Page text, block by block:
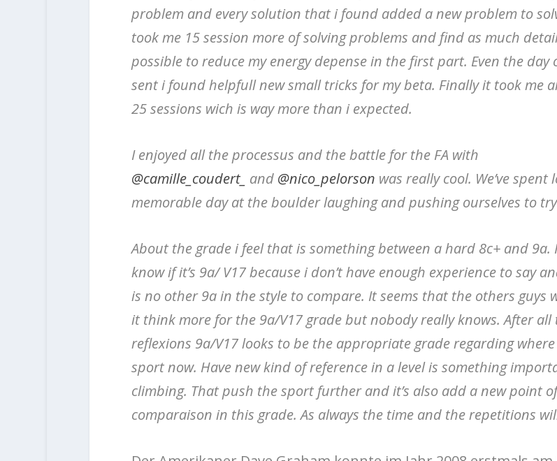
problem and every solution that i found added a new problem to
took me 15 session more of solving problems and find as much
possible to reduce my energy depense in the first part. Even the day
sent i found helpfull new small tricks for my beta. Finally it took me
25 sessions wich is way more than i expected.
I enjoyed all the processus and the battle for the FA with
@camille_coudert_ and @nico_pelorson was really cool. We’ve spent
memorable day at the boulder laughing and pushing ourselves to
About the grade i feel that is something between a hard 8c+ and 9a.
know if it’s 9a/ V17 because i don’t have enough experience to say
is no other 9a in the style to compare. It seems that the others guys
it think more for the 9a/V17 grade but nobody really knows. After all
reflexions 9a/V17 looks to be the appropriate grade regarding
sport now. Have new kind of reference in a level is something
climbing. That push the sport further and it’s also add a new point of
comparaison in this grade. As always the time and the repetitions